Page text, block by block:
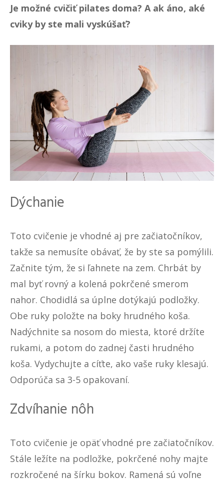
Je možné cvičiť pilates doma? A ak áno, aké
cviky by ste mali vyskúšať?
Dýchanie
Toto cvičenie je vhodné aj pre začiatočníkov,
takže sa nemusíte obávať, že by ste sa pomýlili.
Začnite tým, že si ľahnete na zem. Chrbát by
mal byť rovný a kolená pokrčené smerom
nahor. Chodidlá sa úplne dotýkajú podložky.
Obe ruky položte na boky hrudného koša.
Nadýchnite sa nosom do miesta, ktoré držíte
rukami, a potom do zadnej časti hrudného
koša. Vydychujte a cíťte, ako vaše ruky klesajú.
Odporúča sa 3-5 opakovaní.
Zdvíhanie nôh
Toto cvičenie je opäť vhodné pre začiatočníkov.
Stále ležíte na podložke, pokrčené nohy majte
rozkročené na šírku bokov. Ramená sú voľne